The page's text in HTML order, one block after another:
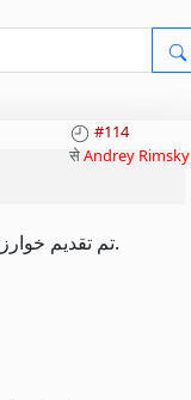
#114
सेAndrey Rimsky
تم تقديم خوارزمية التراكم / التوزيع في الأصل كطريقة لتمرير أوامر الأسهم الكبيرة لجعل العثور عليها أكثر صعوبة في وقت لاحق في السوق.